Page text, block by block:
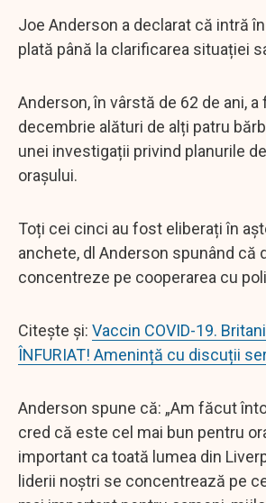
Joe Anderson a declarat că intră
plată până la clarificarea situației
Anderson, în vârstă de 62 de ani,
decembrie alături de alți patru
unei investigații privind planurile
orașului.
Toți cei cinci au fost eliberați în
anchete, dl Anderson spunând că
concentreze pe cooperarea cu
Citește și: Vaccin COVID-19.
ÎNFURIAT! Amenință cu discuții
Anderson spune că: „Am făcut
cred că este cel mai bun pentru
important ca toată lumea din
liderii noștri se concentrează pe